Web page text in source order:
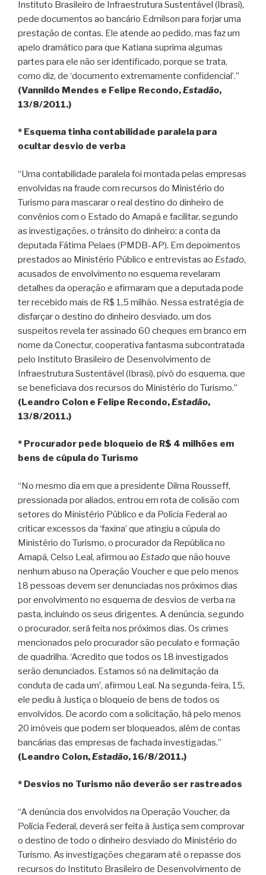
Instituto Brasileiro de Infraestrutura Sustentável (Ibrasi),
pede documentos ao bancário Edmilson para forjar uma
prestação de contas. Ele atende ao pedido, mas faz um
apelo dramático para que Katiana suprima algumas
partes para ele não ser identificado, porque se trata,
como diz, de ‘documento extremamente confidencial’.”
(Vannildo Mendes e Felipe Recondo,Estadão,
13/8/2011.)
* Esquema tinha contabilidade paralela para
ocultar desvio de verba
“Uma contabilidade paralela foi montada pelas empresas
envolvidas na fraude com recursos do Ministério do
Turismo para mascarar o real destino do dinheiro de
convênios com o Estado do Amapá e facilitar, segundo
as investigações, o trânsito do dinheiro: a conta da
deputada Fátima Pelaes (PMDB-AP). Em depoimentos
prestados ao Ministério Público e entrevistas ao Estado,
acusados de envolvimento no esquema revelaram
detalhes da operação e afirmaram que a deputada pode
ter recebido mais de R$ 1,5 milhão. Nessa estratégia de
disfarçar o destino do dinheiro desviado, um dos
suspeitos revela ter assinado 60 cheques em branco em
nome da Conectur, cooperativa fantasma subcontratada
pelo Instituto Brasileiro de Desenvolvimento de
Infraestrutura Sustentável (Ibrasi), pivô do esquema, que
se beneficiava dos recursos do Ministério do Turismo.”
(Leandro Colon e Felipe Recondo,Estadão,
13/8/2011.)
* Procurador pede bloqueio de R$ 4 milhões em
bens de cúpula do Turismo
“No mesmo dia em que a presidente Dilma Rousseff,
pressionada por aliados, entrou em rota de colisão com
setores do Ministério Público e da Polícia Federal ao
criticar excessos da ‘faxina’ que atingiu a cúpula do
Ministério do Turismo, o procurador da República no
Amapá, Celso Leal, afirmou ao Estadoque não houve
nenhum abuso na Operação Voucher e que pelo menos
18 pessoas devem ser denunciadas nos próximos dias
por envolvimento no esquema de desvios de verba na
pasta, incluindo os seus dirigentes. A denúncia, segundo
o procurador, será feita nos próximos dias. Os crimes
mencionados pelo procurador são peculato e formação
de quadrilha. ‘Acredito que todos os 18 investigados
serão denunciados. Estamos só na delimitação da
conduta de cada um’, afirmou Leal. Na segunda-feira, 15,
ele pediu à Justiça o bloqueio de bens de todos os
envolvidos. De acordo com a solicitação, há pelo menos
20 imóveis que podem ser bloqueados, além de contas
bancárias das empresas de fachada investigadas.”
(Leandro Colon,Estadão, 16/8/2011.)
* Desvios no Turismo não deverão ser rastreados
“A denúncia dos envolvidos na Operação Voucher, da
Polícia Federal, deverá ser feita à Justiça sem comprovar
o destino de todo o dinheiro desviado do Ministério do
Turismo. As investigações chegaram até o repasse dos
recursos do Instituto Brasileiro de Desenvolvimento de